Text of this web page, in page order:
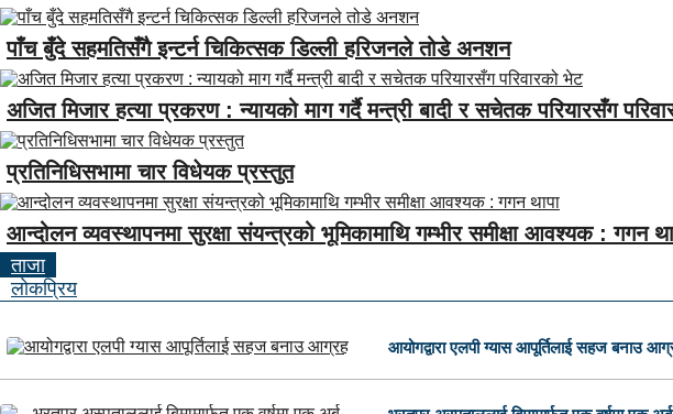
पाँच बुँदे सहमतिसँगै इन्टर्न चिकित्सक डिल्ली हरिजनले तोडे अनशन
अजित मिजार हत्या प्रकरण : न्यायको माग गर्दै मन्त्री बादी र सचेतक परियारसँग
प्रतिनिधिसभामा चार विधेयक प्रस्तुत
आन्दोलन व्यवस्थापनमा सुरक्षा संयन्त्रको भूमिकामाथि गम्भीर समीक्षा आवश्यक : गगन
ताजा
लाेकप्रिय
आयोगद्वारा एलपी ग्यास आपूर्तिलाई सहज बनाउ